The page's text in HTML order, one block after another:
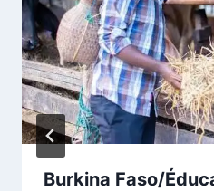
Burkina Faso/